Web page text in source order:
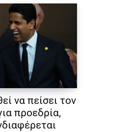
να πείσει τον
προεδρία,